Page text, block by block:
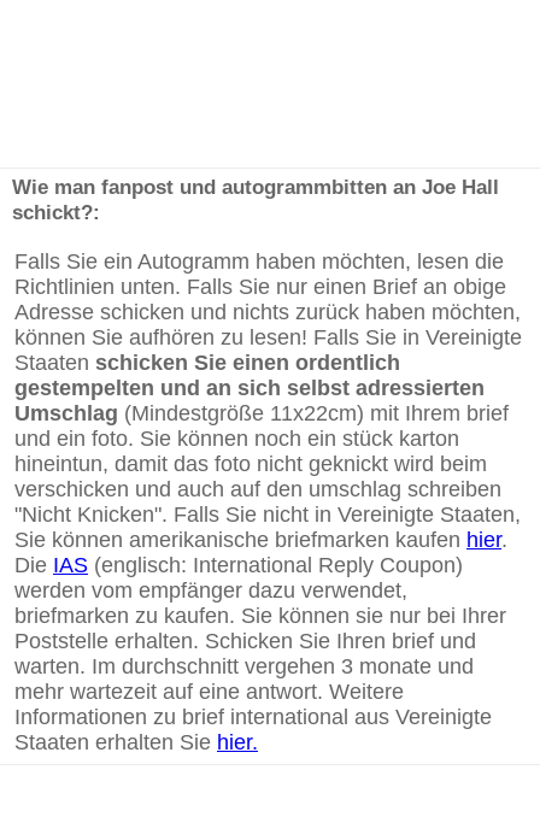
Wie man fanpost und autogrammbitten an Joe Hall
schickt?:
Falls Sie ein Autogramm haben möchten, lesen die
Richtlinien unten. Falls Sie nur einen Brief an obige
Adresse schicken und nichts zurück haben möchten,
können Sie aufhören zu lesen! Falls Sie in Vereinigte
Staaten schicken Sie einen ordentlich
gestempelten und an sich selbst adressierten
Umschlag (Mindestgröße 11x22cm) mit Ihrem brief
und ein foto. Sie können noch ein stück karton
hineintun, damit das foto nicht geknickt wird beim
verschicken und auch auf den umschlag schreiben
"Nicht Knicken". Falls Sie nicht in Vereinigte Staaten,
Sie können amerikanische briefmarken kaufen hier.
Die IAS (englisch: International Reply Coupon)
werden vom empfänger dazu verwendet,
briefmarken zu kaufen. Sie können sie nur bei Ihrer
Poststelle erhalten. Schicken Sie Ihren brief und
warten. Im durchschnitt vergehen 3 monate und
mehr wartezeit auf eine antwort. Weitere
Informationen zu brief international aus Vereinigte
Staaten erhalten Sie hier.